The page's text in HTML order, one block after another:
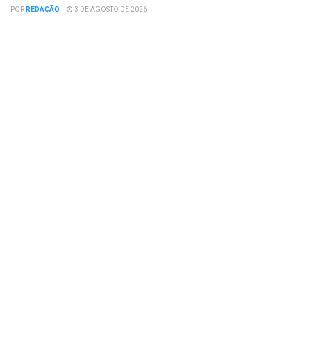
PORREDAÇÃO 3 DE AGOSTO DE 2026